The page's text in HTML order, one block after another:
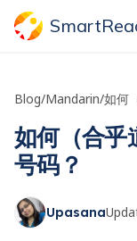
Blog/Mandarin/
如何（合乎
号码？
Upasana